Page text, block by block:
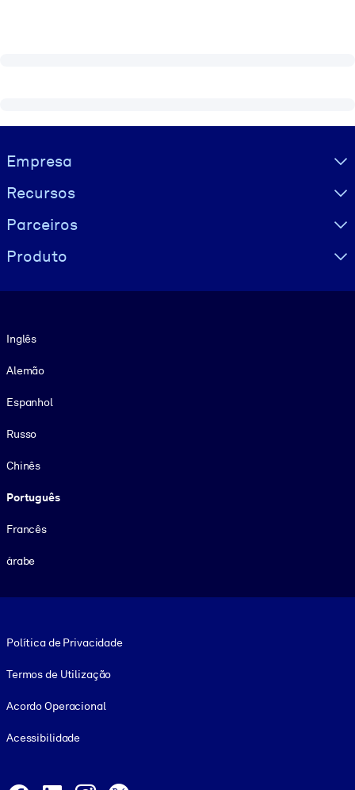
Visually hidden Text
Empresa
Recursos
Parceiros
Produto
Inglês
Alemão
Espanhol
Russo
Chinês
Português
Francês
árabe
Política de Privacidade
Termos de Utilização
Acordo Operacional
Acessibilidade